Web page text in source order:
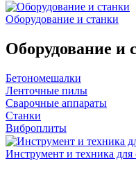
Оборудование и станки
Оборудование и
Бетономешалки
Ленточные пилы
Сварочные аппараты
Станки
Виброплиты
Инструмент и техника для